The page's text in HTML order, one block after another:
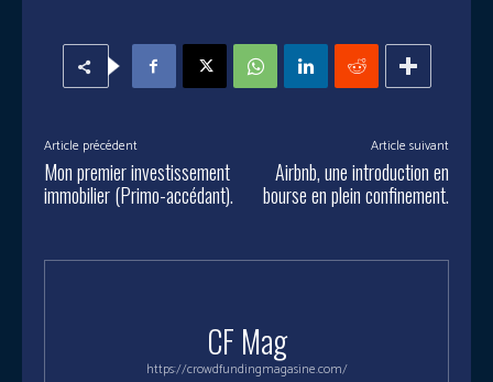
Article précédent
Mon premier investissement
immobilier (Primo-accédant).
Article suivant
Airbnb, une introduction en
bourse en plein confinement.
CF Mag
https://crowdfundingmagasine.com/